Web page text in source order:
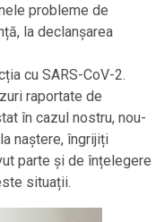
probleme de
la declanșarea
cu SARS-CoV-2.
raportate de
în cazul nostru, nou-
naștere, îngrijiți
parte și de înțelegere
situații.